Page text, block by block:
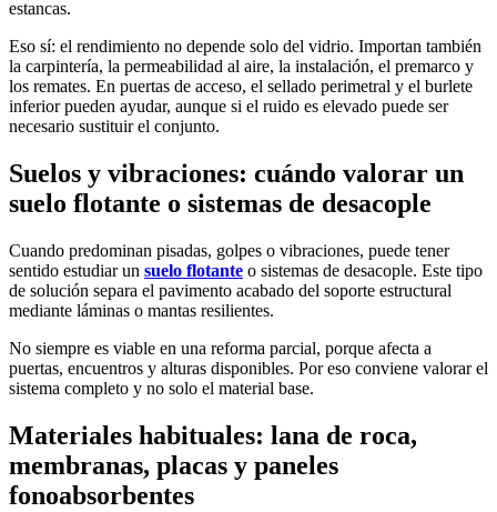
estancas.
Eso sí: el rendimiento no depende solo del vidrio. Importan también
la carpintería, la permeabilidad al aire, la instalación, el premarco y
los remates. En puertas de acceso, el sellado perimetral y el burlete
inferior pueden ayudar, aunque si el ruido es elevado puede ser
necesario sustituir el conjunto.
Suelos y vibraciones: cuándo valorar un
suelo flotante o sistemas de desacople
Cuando predominan pisadas, golpes o vibraciones, puede tener
sentido estudiar un suelo flotante o sistemas de desacople. Este tipo
de solución separa el pavimento acabado del soporte estructural
mediante láminas o mantas resilientes.
No siempre es viable en una reforma parcial, porque afecta a
puertas, encuentros y alturas disponibles. Por eso conviene valorar el
sistema completo y no solo el material base.
Materiales habituales: lana de roca,
membranas, placas y paneles
fonoabsorbentes